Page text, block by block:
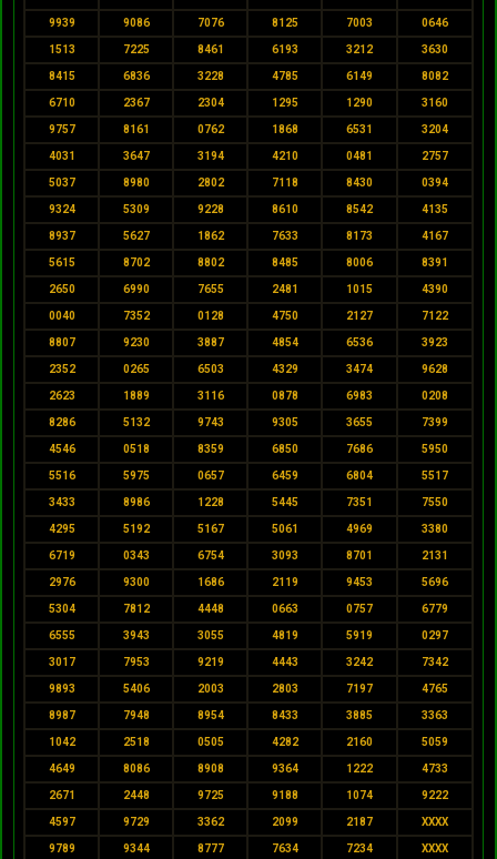
9939 9086 7076 8125 7003 0646
1513 7225 8461 6193 3212 3630
8415 6836 3228 4785 6149 8082
6710 2367 2304 1295 1290 3160
9757 8161 0762 1868 6531 3204
4031 3647 3194 4210 0481 2757
5037 8980 2802 7118 8430 0394
9324 5309 9228 8610 8542 4135
8937 5627 1862 7633 8173 4167
5615 8702 8802 8485 8006 8391
2650 6990 7655 2481 1015 4390
0040 7352 0128 4750 2127 7122
8807 9230 3887 4854 6536 3923
2352 0265 6503 4329 3474 9628
2623 1889 3116 0878 6983 0208
8286 5132 9743 9305 3655 7399
4546 0518 8359 6850 7686 5950
5516 5975 0657 6459 6804 5517
3433 8986 1228 5445 7351 7550
4295 5192 5167 5061 4969 3380
6719 0343 6754 3093 8701 2131
2976 9300 1686 2119 9453 5696
5304 7812 4448 0663 0757 6779
6555 3943 3055 4819 5919 0297
3017 7953 9219 4443 3242 7342
9893 5406 2003 2803 7197 4765
8987 7948 8954 8433 3885 3363
1042 2518 0505 4282 2160 5059
4649 8086 8908 9364 1222 4733
2671 2448 9725 9188 1074 9222
4597 9729 3362 2099 2187 XXXX
9789 9344 8777 7634 7234 XXXX